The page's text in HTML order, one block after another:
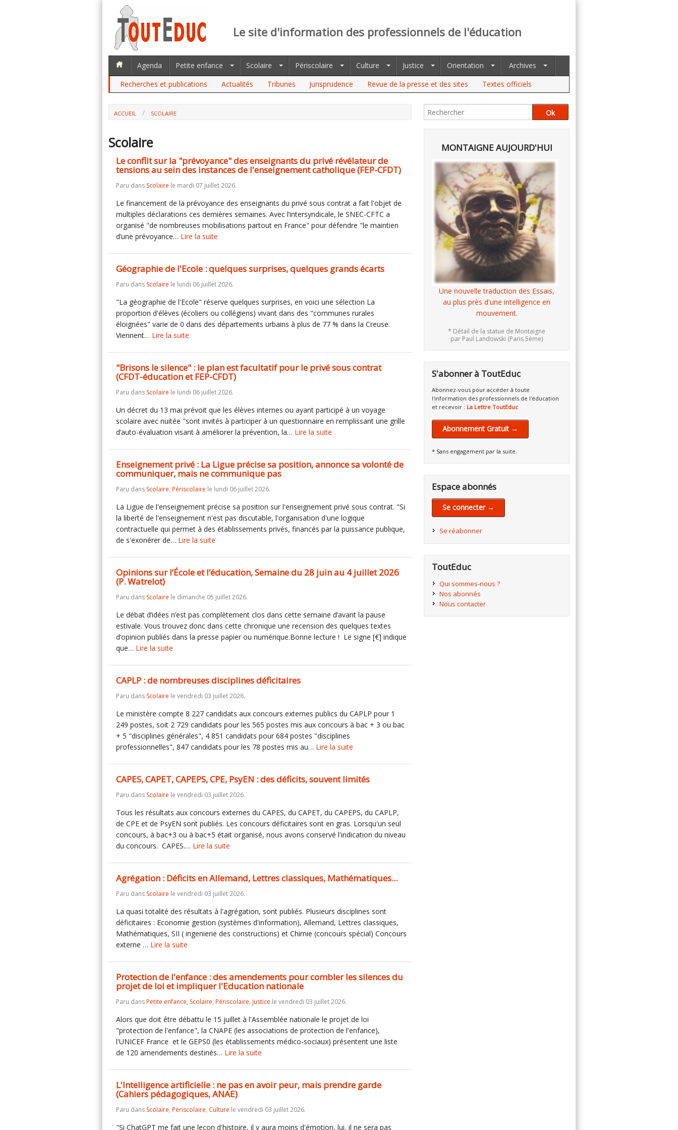
Le site d'information des professionnels de l'éducation
Agenda Petite enfance Scolaire Périscolaire Culture Justice Orientation
Archives
Recherches et publications
Actualités Tribunes Jurisprudence Revue de la presse et des sites Textes officiels
ACCUEIL SCOLAIRE
Scolaire
Le conflit sur la "prévoyance" des enseignants du privé révélateur de
tensions au sein des instances de l'enseignement catholique (FEP-CFDT)
Paru dans Scolaire le mardi 07 juillet 2026.
Le financement de la prévoyance des enseignants du privé sous contrat a fait l'objet de
multiples déclarations ces dernières semaines. Avec l’intersyndicale, le SNEC-CFTC a
organisé "de nombreuses mobilisations partout en France" pour défendre "le maintien
d’une prévoyance… Lire la suite
Géographie de l'Ecole : quelques surprises, quelques grands écarts
Paru dans Scolaire le lundi 06 juillet 2026.
"La géographie de l'Ecole" réserve quelques surprises, en voici une sélection La
proportion d'élèves (écoliers ou collégiens) vivant dans des "communes rurales
éloignées" varie de 0 dans des départements urbains à plus de 77 % dans la Creuse.
Viennent… Lire la suite
"Brisons le silence" : le plan est facultatif pour le privé sous contrat
(CFDT-éducation et FEP-CFDT)
Paru dans Scolaire le lundi 06 juillet 2026.
Un décret du 13 mai prévoit que les élèves internes ou ayant participé à un voyage
scolaire avec nuitée "sont invités à participer à un questionnaire en remplissant une grille
d’auto-évaluation visant à améliorer la prévention, la… Lire la suite
Enseignement privé : La Ligue précise sa position, annonce sa volonté de
communiquer, mais ne communique pas
Paru dans Scolaire, Périscolaire le lundi 06 juillet 2026.
La Ligue de l'enseignement précise sa position sur l'enseignement privé sous contrat. "Si
la liberté de l'enseignement n'est pas discutable, l'organisation d'une logique
contractuelle qui permet à des établissements privés, financés par la puissance publique,
de s'exonérer de… Lire la suite
Opinions sur l’École et l’éducation, Semaine du 28 juin au 4 juillet 2026
(P. Watrelot)
Paru dans Scolaire le dimanche 05 juillet 2026.
Le débat d’idées n’est pas complètement clos dans cette semaine d’avant la pause
estivale. Vous trouvez donc dans cette chronique une recension des quelques textes
d’opinion publiés dans la presse papier ou numérique.Bonne lecture ! Le signe [€] indique
que… Lire la suite
CAPLP : de nombreuses disciplines déficitaires
Paru dans Scolaire le vendredi 03 juillet 2026.
Le ministère compte 8 227 candidats aux concours externes publics du CAPLP pour 1
249 postes, soit 2 729 candidats pour les 565 postes mis aux concours à bac + 3 ou bac
+ 5 "disciplines générales", 4 851 candidats pour 684 postes "disciplines
professionnelles", 847 candidats pour les 78 postes mis au… Lire la suite
CAPES, CAPET, CAPEPS, CPE, PsyEN : des déficits, souvent limités
Paru dans Scolaire le vendredi 03 juillet 2026.
Tous les résultats aux concours externes du CAPES, du CAPET, du CAPEPS, du CAPLP,
de CPE et de PsyEN sont publiés. Les concours déficitaires sont en gras. Lorsqu'un seul
concours, à bac+3 ou à bac+5 était organisé, nous avons conservé l'indication du niveau
du concours. CAPES.… Lire la suite
Agrégation : Déficits en Allemand, Lettres classiques, Mathématiques...
Paru dans Scolaire le vendredi 03 juillet 2026.
La quasi totalité des résultats à l'agrégation, sont publiés. Plusieurs disciplines sont
déficitaires : Economie gestion (systèmes d'information), Allemand, Lettres classiques,
Mathématiques, SII ( ingenierie des constructions) et Chimie (concours spécial) Concours
externe … Lire la suite
Protection de l'enfance : des amendements pour combler les silences du
projet de loi et impliquer l'Education nationale
Paru dansPetite enfance, Scolaire, Périscolaire, Justice le vendredi 03 juillet 2026.
Alors que doit être débattu le 15 juillet à l'Assemblée nationale le projet de loi
"protection de l'enfance", la CNAPE (les associations de protection de l'enfance),
l'UNICEF France et le GEPS0 (les établissements médico-sociaux) présentent une liste
de 120 amendements destinés… Lire la suite
L'Intelligence artificielle : ne pas en avoir peur, mais prendre garde
(Cahiers pédagogiques, ANAE)
Paru dans Scolaire, Périscolaire, Culture le vendredi 03 juillet 2026.
"Si ChatGPT me fait une leçon d'histoire, il y aura moins d'émotion, lui, il ne sera pas
MONTAIGNE AUJOURD'HUI
Une nouvelle traduction des Essais,
au plus près d'une intelligence en
mouvement.
* Détail de la statue de Montaigne
par Paul Landowski (Paris 5ème)
S'abonner à ToutEduc
Abonnez-vous pour accéder à toute
l'information des professionnels de l'éducation
et recevoir : La Lettre ToutEduc
Abonnement Gratuit →
* Sans engagement par la suite.
Espace abonnés
Se connecter →
Se réabonner
ToutEduc
Qui sommes-nous ?
Nos abonnés
Nous contacter